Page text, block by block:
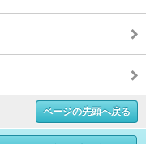
ページの先頭へ戻る